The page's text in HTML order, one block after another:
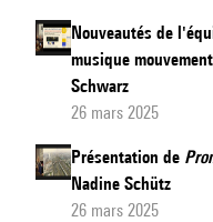
Nouveautés de
musique
Schwarz
26 mars 2025
Présentation de
Nadine Schütz
26 mars 2025